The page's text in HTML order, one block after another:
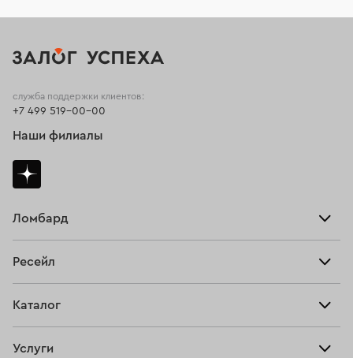
Ломбард
Тарифы
Ресейл
Купить
Каталог
Услуги
служба поддержки клиентов:
+7 499 519-00-00
Наши филиалы